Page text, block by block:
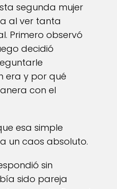
segunda mujer
al ver tanta
Primero observó
decidió
era y por qué
con el
esa simple
un caos absoluto.
sin
sido pareja